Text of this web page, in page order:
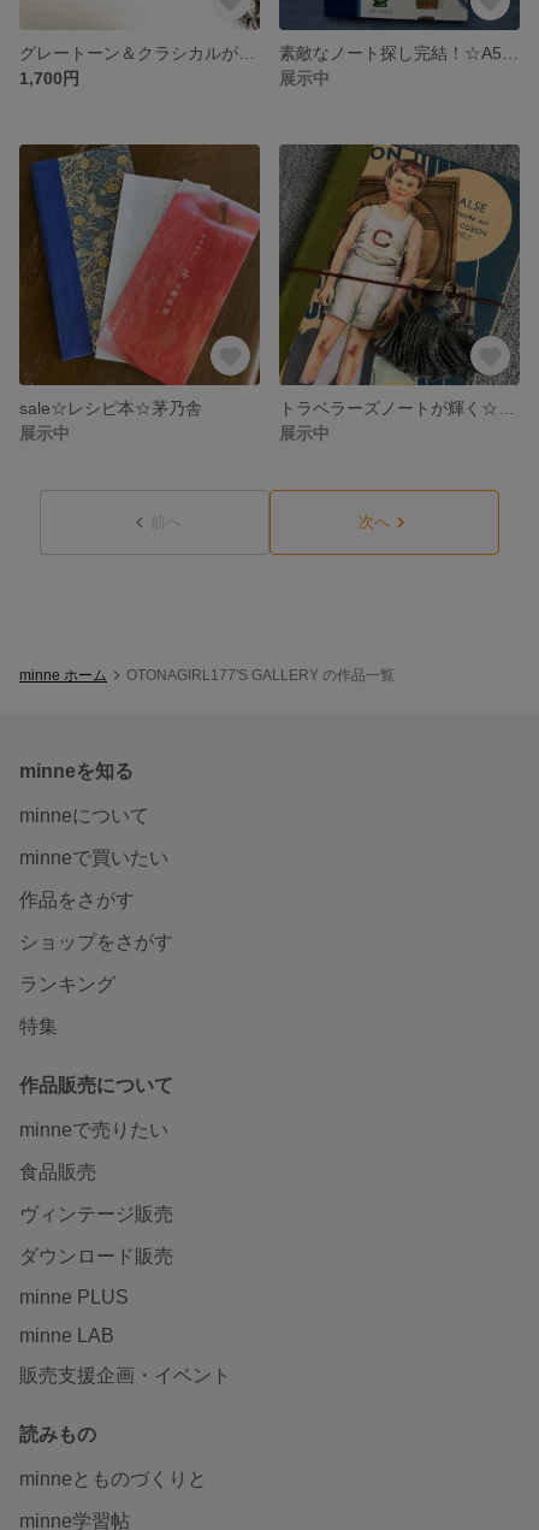
1,700円
展示中
sale☆レシピ本☆茅乃舎
展示中
展示中
前へ 次へ
minne ホーム OTONAGIRL177'S GALLERY の作品一覧
minneを知る
minneについて
minneで買いたい
作品をさがす
ショップをさがす
ランキング
特集
作品販売について
minneで売りたい
食品販売
ヴィンテージ販売
ダウンロード販売
minne PLUS
minne LAB
販売支援企画・イベント
読みもの
minneとものづくりと
minne学習帖